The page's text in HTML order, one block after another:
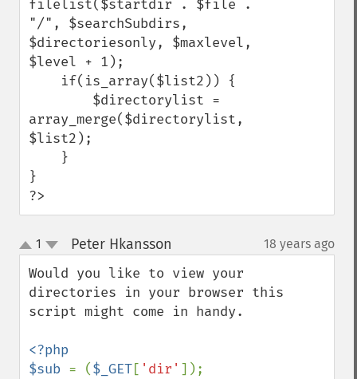
filelist($startdir . $file .
"/", $searchSubdirs,
$directoriesonly, $maxlevel,
$level + 1);
array_merge($directorylist,
$list2);
}
?>
up
down
1 Peter Hkansson 18 years ago
Would you like to view your
directories in your browser this
script might come in handy.
<?php
$sub = ($_GET[ 'dir'